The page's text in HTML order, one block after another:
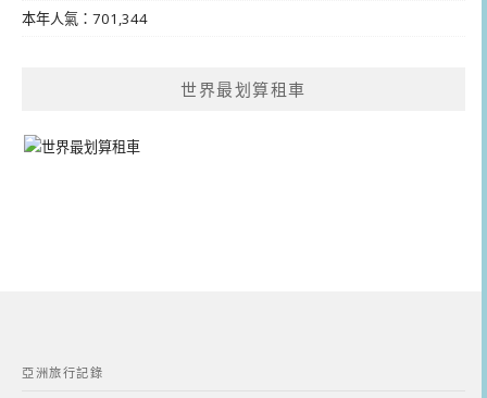
本年人氣：701,344
世界最划算租車
亞洲旅行記錄